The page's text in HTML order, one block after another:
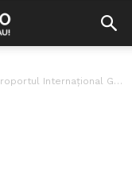
Ghimbav – Brașov